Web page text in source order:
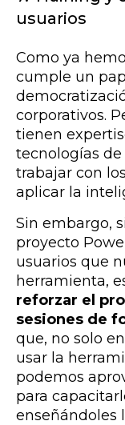
usuarios
Como ya
cumple un
corporativos.
tienen
tecnologías de
trabajar con
aplicar la
Sin embargo,
proyecto
usuarios que
herramienta,
reforzar el
sesiones de
que, no solo
usar la
podemos
para
enseñándoles